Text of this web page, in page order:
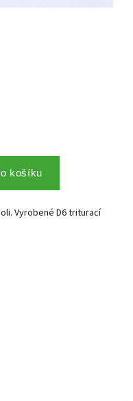
košíku
Vyrobené D6 triturací